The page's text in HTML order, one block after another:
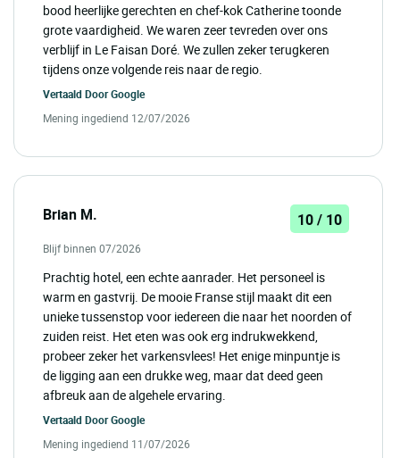
bood heerlijke gerechten en chef-kok Catherine toonde
grote vaardigheid. We waren zeer tevreden over ons
verblijf in Le Faisan Doré. We zullen zeker terugkeren
tijdens onze volgende reis naar de regio.
Vertaald DoorGoogle
Mening ingediend 12/07/2026
Brian M. 10 / 10
Blijf binnen 07/2026
Prachtig hotel, een echte aanrader. Het personeel is
warm en gastvrij. De mooie Franse stijl maakt dit een
unieke tussenstop voor iedereen die naar het noorden of
zuiden reist. Het eten was ook erg indrukwekkend,
probeer zeker het varkensvlees! Het enige minpuntje is
de ligging aan een drukke weg, maar dat deed geen
afbreuk aan de algehele ervaring.
Vertaald DoorGoogle
Mening ingediend 11/07/2026